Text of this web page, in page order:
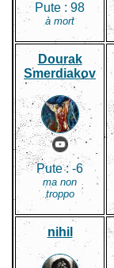
Pute :98
à mort
Dourak
Smerdiakov
Pute :-6
ma non
troppo
nihil